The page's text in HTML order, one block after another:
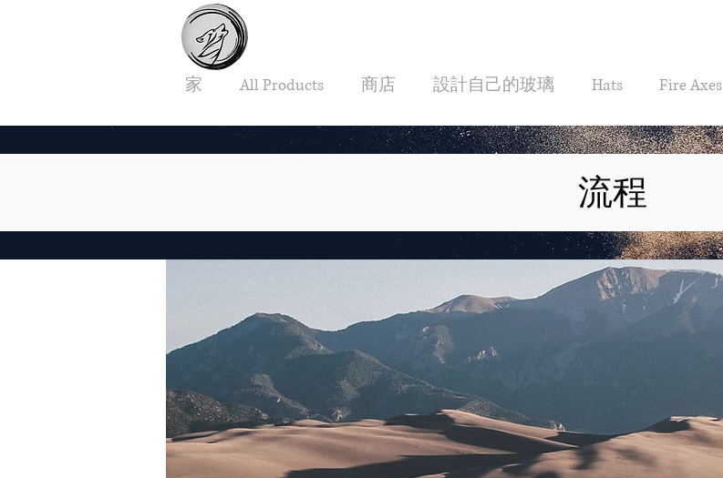
家 All Products 商店 設計自己的玻璃 Hats Fire Axes
流程